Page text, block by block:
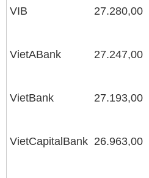
VIB 27.280,00
VietABank 27.247,00
VietBank 27.193,00
VietCapitalBank 26.963,00